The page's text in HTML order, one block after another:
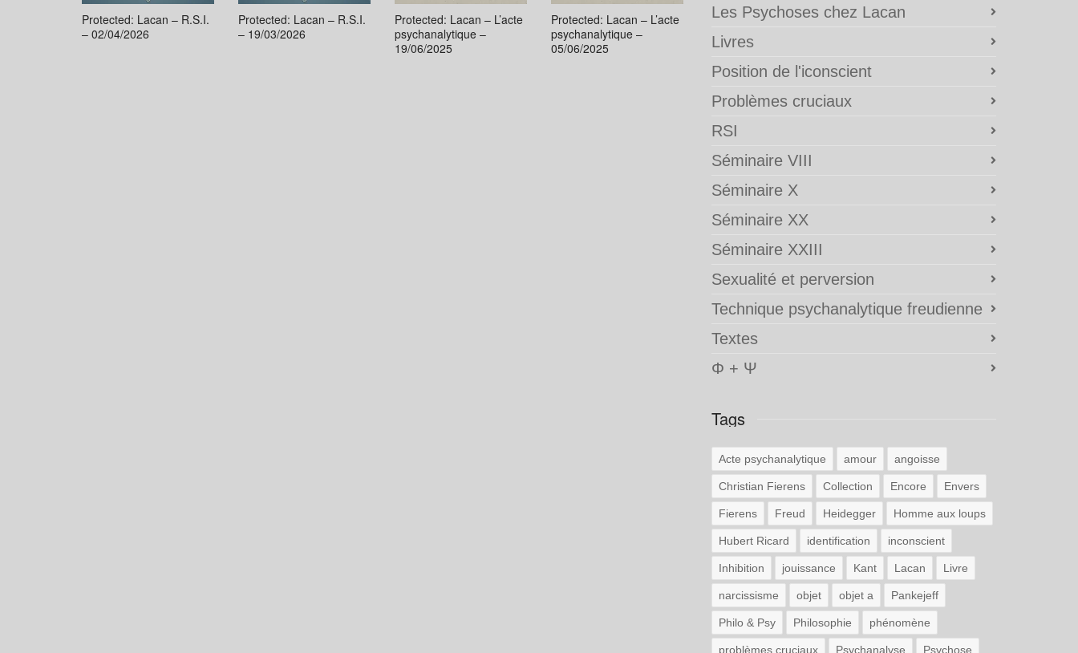
Protected: Lacan – R.S.I.
– 02/04/2026
Protected: Lacan – R.S.I.
– 19/03/2026
Protected: Lacan – L’acte
psychanalytique –
19/06/2025
Protected: Lacan – L’acte
psychanalytique –
05/06/2025
Les Psychoses chez Lacan
Livres
Position de l'iconscient
Problèmes cruciaux
RSI
Séminaire VIII
Séminaire X
Séminaire XX
Séminaire XXIII
Sexualité et perversion
Technique psychanalytique freudienne
Textes
Φ + Ψ
Tags
Acte psychanalytique amour angoisse
Christian Fierens Collection Encore Envers
Fierens Freud Heidegger Homme aux loups
Hubert Ricard identification inconscient
Inhibition jouissance Kant Lacan Livre
narcissisme objet objet a Pankejeff
Philo & Psy Philosophie phénomène
problèmes cruciaux Psychanalyse Psychose